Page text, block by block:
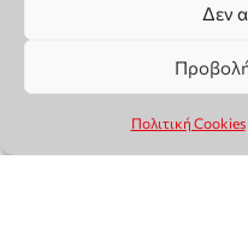
Δεν
Πολιτική Cookies